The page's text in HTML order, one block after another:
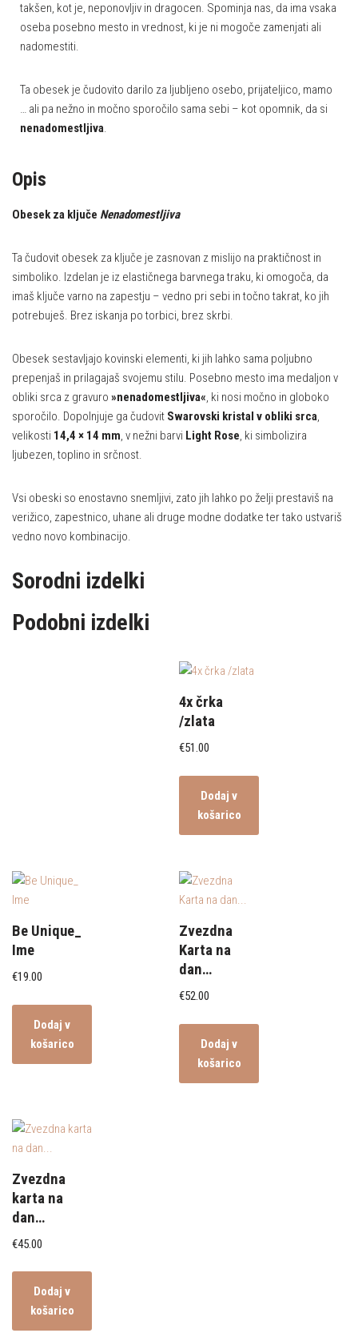
takšen, kot je, neponovljiv in dragocen. Spominja nas, da ima vsaka
oseba posebno mesto in vrednost, ki je ni mogoče zamenjati ali
nadomestiti.
Ta obesek je čudovito darilo za ljubljeno osebo, prijateljico, mamo
… ali pa nežno in močno sporočilo sama sebi – kot opomnik, da si
nenadomestljiva.
Opis
Obesek za ključe Nenadomestljiva
Ta čudovit obesek za ključe je zasnovan z mislijo na praktičnost in
simboliko. Izdelan je iz elastičnega barvnega traku, ki omogoča, da
imaš ključe varno na zapestju – vedno pri sebi in točno takrat, ko jih
potrebuješ. Brez iskanja po torbici, brez skrbi.
Obesek sestavljajo kovinski elementi, ki jih lahko sama poljubno
prepenjaš in prilagajaš svojemu stilu. Posebno mesto ima medaljon v
obliki srca z gravuro »nenadomestljiva«, ki nosi močno in globoko
sporočilo. Dopolnjuje ga čudovit Swarovski kristal v obliki srca,
velikosti 14,4 × 14 mm, v nežni barvi Light Rose, ki simbolizira
ljubezen, toplino in srčnost.
Vsi obeski so enostavno snemljivi, zato jih lahko po želji prestaviš na
verižico, zapestnico, uhane ali druge modne dodatke ter tako ustvariš
vedno novo kombinacijo.
Sorodni izdelki
Podobni izdelki
4x črka
/zlata
€51.00
Dodaj v
košarico
Be Unique_
Ime
€19.00
Dodaj v
košarico
Zvezdna
Karta na
dan…
€52.00
Dodaj v
košarico
Zvezdna
karta na
dan…
€45.00
Dodaj v
košarico